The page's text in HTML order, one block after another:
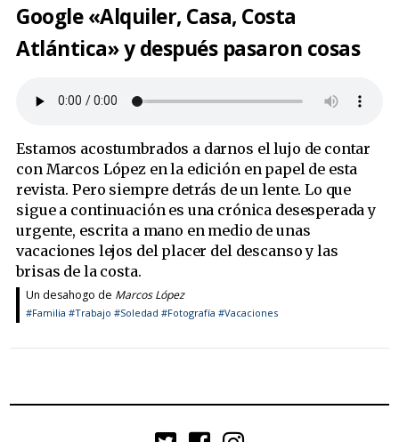
Google «Alquiler, Casa, Costa
Atlántica» y después pasaron cosas
Estamos acostumbrados a darnos el lujo de contar
con Marcos López en la edición en papel de esta
revista. Pero siempre detrás de un lente. Lo que
sigue a continuación es una crónica desesperada y
urgente, escrita a mano en medio de unas
vacaciones lejos del placer del descanso y las
brisas de la costa.
Un desahogo de Marcos López
#Familia #Trabajo #Soledad #Fotografía #Vacaciones